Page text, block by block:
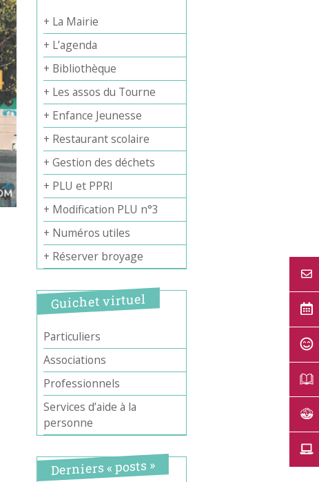
+ La Mairie
+ L’agenda
+ Bibliothèque
+ Les assos du Tourne
+ Enfance Jeunesse
+ Restaurant scolaire
+ Gestion des déchets
+ PLU et PPRI
+ Modification PLU n°3
+ Numéros utiles
+ Réserver broyage
Guichet virtuel
Particuliers
Associations
Professionnels
Services d’aide à la
personne
Derniers « posts »